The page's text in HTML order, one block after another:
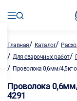
Главная/ Каталог/
/ Для сварочных работ/
/ Проволока 0,6мм/4,5кг
Проволока
4291